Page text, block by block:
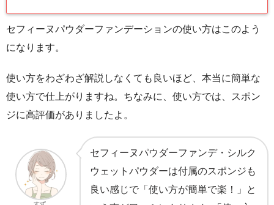
セフィーヌパウダーファンデーションの使い方はこのよう
になります。
使い方をわざわざ解説しなくても良いほど、本当に簡単な
使い方で仕上がりますね。ちなみに、使い方では、スポン
ジに高評価がありましたよ。
セフィーヌパウダーファンデ・シルク
ウェットパウダーは付属のスポンジも
良い感じで「使い方が簡単で楽！」と